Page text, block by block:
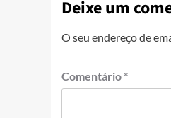
Deixe um
O seu endereço de
Comentário *